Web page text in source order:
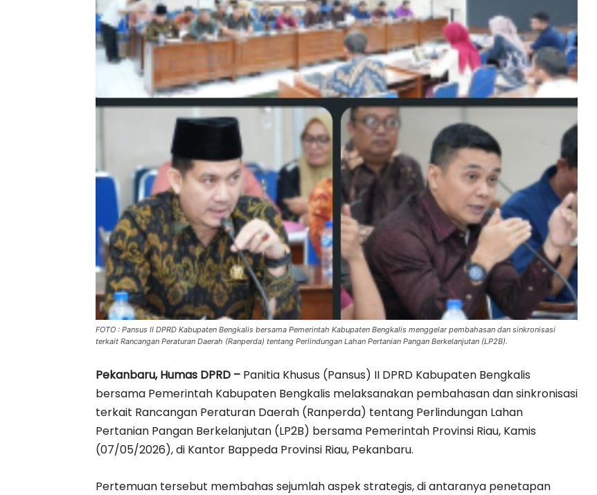
FOTO : Pansus II DPRD Kabupaten Bengkalis bersama Pemerintah Kabupaten Bengkalis menggelar pembahasan dan sinkronisasi
terkait Rancangan Peraturan Daerah (Ranperda) tentang Perlindungan Lahan Pertanian Pangan Berkelanjutan (LP2B).
Pekanbaru, Humas DPRD – Panitia Khusus (Pansus) II DPRD Kabupaten Bengkalis
bersama Pemerintah Kabupaten Bengkalis melaksanakan pembahasan dan sinkronisasi
terkait Rancangan Peraturan Daerah (Ranperda) tentang Perlindungan Lahan
Pertanian Pangan Berkelanjutan (LP2B) bersama Pemerintah Provinsi Riau, Kamis
(07/05/2026), di Kantor Bappeda Provinsi Riau, Pekanbaru.
Pertemuan tersebut membahas sejumlah aspek strategis, di antaranya penetapan